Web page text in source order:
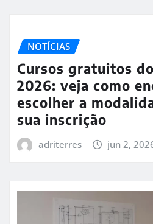
NOTÍCIAS
Cursos gratuitos
2026: veja como
escolher a
sua inscrição
adriterres jun 2,